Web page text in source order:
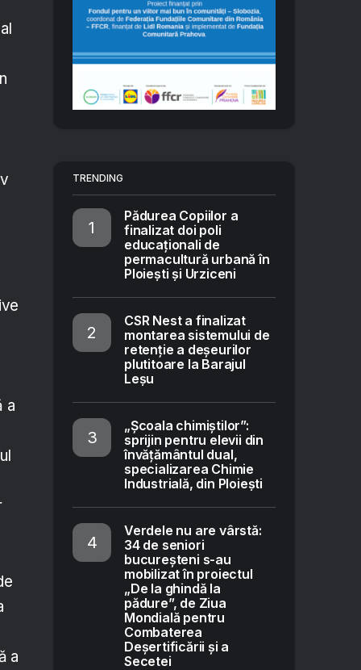
a
a
TRENDING
Pădurea Copiilor a
finalizat doi poli
educaționali de
permacultură urbană în
Ploiești și Urziceni
CSR Nest a finalizat
montarea sistemului de
retenție a deșeurilor
plutitoare la Barajul
Leșu
„Școala chimiștilor”:
sprijin pentru elevii din
învățământul dual,
specializarea Chimie
Industrială, din Ploiești
Verdele nu are vârstă:
34 de seniori
bucureșteni s-au
mobilizat în proiectul
„De la ghindă la
pădure”, de Ziua
Mondială pentru
Combaterea
Deșertificării și a
Secetei